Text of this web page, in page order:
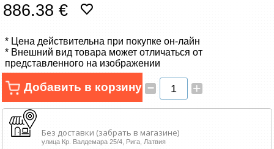
ТВ, Фото и электроника
Автотовары
Renewd техника, Outlet
886.38 €
* Цена действительна при покупке он-лайн
* Внешний вид товара может отличаться от
представленного на изображении
Добавить в корзину – +
Без доставки (забрать в магазине)
улица Кр. Валдемара 25/4, Рига, Латвия